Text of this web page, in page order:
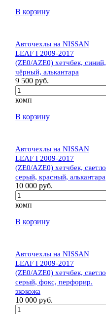
В корзину
Авточехлы на NISSAN
LEAF I 2009-2017
(ZE0/AZE0) хетчбек, синий,
чёрный, алькантара
9 500 руб.
комп
В корзину
Авточехлы на NISSAN
LEAF I 2009-2017
(ZE0/AZE0) хетчбек, светло
серый, красный, алькантара
10 000 руб.
комп
В корзину
Авточехлы на NISSAN
LEAF I 2009-2017
(ZE0/AZE0) хетчбек, светло
серый, фокс, перфорир.
экокожа
10 000 руб.